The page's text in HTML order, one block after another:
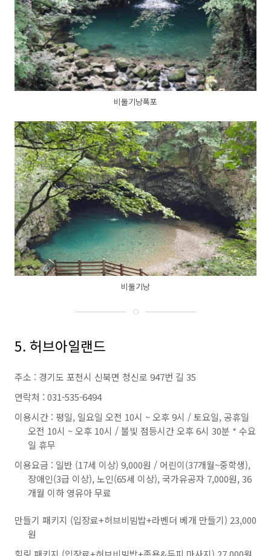
비둘기낭폭포
비둘기낭
5. 허브아일랜드
주소 : 경기도 포천시 신북면 청신로 947번 길 35
연락처 : 031-535-6494
이용시간 : 평일, 일요일 오전 10시 ~ 오후 9시 / 토요일, 공휴일
오전 10시 ~ 오후 10시 / 불빛 점등시간 오후 6시 30분 * 수요
일 휴무
이용요금 : 일반 (17세 이상) 9,000원 / 어린이(37개월~중학생),
장애인(3급 이상), 노인(65세 이상), 국가유공자 7,000원, 36
개월 이하 영유아 무료
만들기 패키지 (입장료+허브비빔밥+라벤더 베개 만들기) 23,000
원